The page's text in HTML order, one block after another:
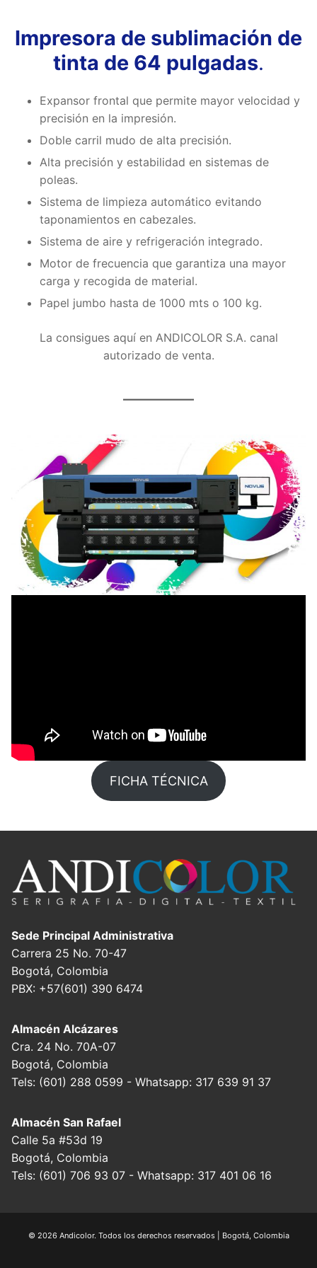
Impresora de sublimación de
tinta de 64 pulgadas.
Expansor frontal que permite mayor velocidad y
precisión en la impresión.
Doble carril mudo de alta precisión.
Alta precisión y estabilidad en sistemas de
poleas.
Sistema de limpieza automático evitando
taponamientos en cabezales.
Sistema de aire y refrigeración integrado.
Motor de frecuencia que garantiza una mayor
carga y recogida de material.
Papel jumbo hasta de 1000 mts o 100 kg.
La consigues aquí en ANDICOLOR S.A. canal
autorizado de venta.
FICHA TÉCNICA
Sede Principal Administrativa
Carrera 25 No. 70-47
Bogotá, Colombia
PBX: +57(601) 390 6474
Almacén Alcázares
Cra. 24 No. 70A-07
Bogotá, Colombia
Tels: (601) 288 0599 - Whatsapp: 317 639 91 37
Almacén San Rafael
Calle 5a #53d 19
Bogotá, Colombia
Tels: (601) 706 93 07 - Whatsapp: 317 401 06 16
© 2026 Andicolor. Todos los derechos reservados | Bogotá, Colombia